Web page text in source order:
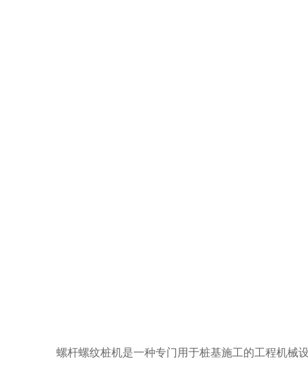
螺杆螺纹桩机是一种专门用于桩基施工的工程机械